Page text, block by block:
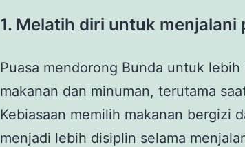
1. Melatih diri untuk menjalani
Puasa mendorong Bunda untuk
makanan dan minuman, terutama
Kebiasaan memilih makanan bergizi
menjadi lebih disiplin selama